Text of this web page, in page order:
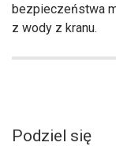
bezpieczeństwa
z wody z kranu.
Podziel się